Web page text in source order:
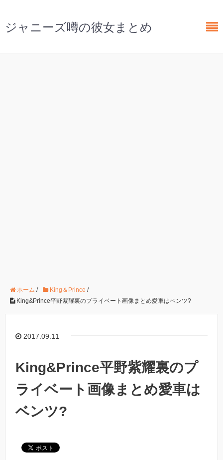
ジャニーズ噂の彼女まとめ
ホーム / King＆Prince /
King&Prince平野紫耀裏のプライベート画像まとめ愛車はベンツ?
2017.09.11
King&Prince平野紫耀裏のプ
ライベート画像まとめ愛車は
ベンツ?